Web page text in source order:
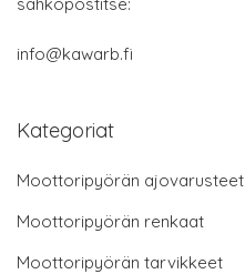
info@kawarb.fi
Kategoriat
Moottoripyörän ajovarusteet
Moottoripyörän renkaat
Moottoripyörän tarvikkeet